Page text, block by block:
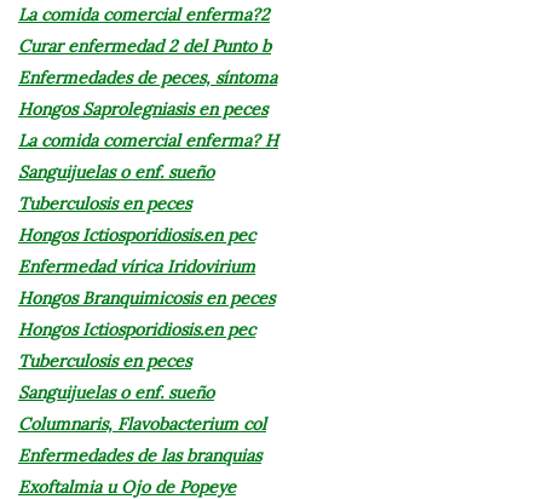
La comida comercial enferma?2
Curar enfermedad 2 del Punto b
Enfermedades de peces, síntoma
Hongos Saprolegniasis en peces
La comida comercial enferma? H
Sanguijuelas o enf. sueño
Tuberculosis en peces
Hongos Ictiosporidiosis.en pec
Enfermedad vírica Iridovirium
Hongos Branquimicosis en peces
Hongos Ictiosporidiosis.en pec
Tuberculosis en peces
Sanguijuelas o enf. sueño
Columnaris, Flavobacterium col
Enfermedades de las branquias
Exoftalmia u Ojo de Popeye